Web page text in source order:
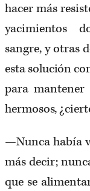
hacer más
yacimientos
sangre, y otras
esta solución
para mantener
hermosos,
—Nunca había
más decir;
que se